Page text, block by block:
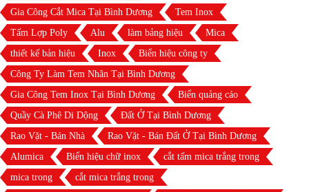
Gia Công Cắt Mica Tại Bình Dương
Tem Inox
Tấm Lợp Poly
Alu làm bảng hiệu
Mica
thiết kế bản hiệu
Inox
Biển hiệu công ty
Công Ty Làm Tem Nhãn Tại Bình Dương
Gia Công Tem Inox Tại Bình Dương
Biển quảng cáo
Quầy Cà Phê Di Dộng
Đất Ở Tại Bình Dương
Rao Vặt - Bán Nhà
Rao Vặt - Bán Đất Ở Tại Bình Dương
Alumica
Biển hiệu chữ inox
cắt tấm mica trắng trong
mica trong
cắt mica trắng trong